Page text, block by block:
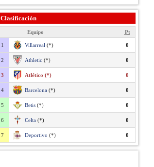
Clasificación
Equipo Pt
1 Villarreal (*) 0
2 Athletic (*) 0
3 Atlético (*) 0
4 Barcelona (*) 0
5 Betis (*) 0
6 Celta (*) 0
7 Deportivo (*) 0